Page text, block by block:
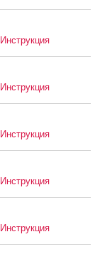
Инструкция
Инструкция
Инструкция
Инструкция
Инструкция